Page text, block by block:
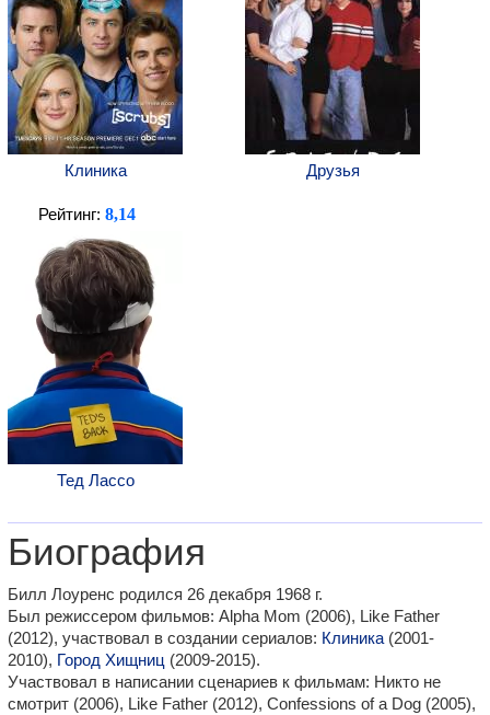
Клиника Друзья
Рейтинг: 8,14
Тед Лассо
Биография
Билл Лоуренс родился 26 декабря 1968 г.
Был режиссером фильмов: Alpha Mom (2006), Like Father
(2012), участвовал в создании сериалов: Клиника (2001-
2010), Город Хищниц (2009-2015).
Участвовал в написании сценариев к фильмам: Никто не
смотрит (2006), Like Father (2012), Confessions of a Dog (2005),